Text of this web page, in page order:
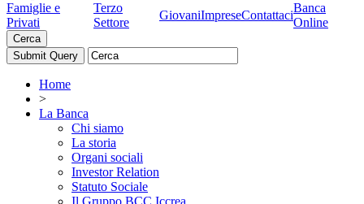
Famiglie e
Privati
Terzo
Settore
GiovaniImpreseContattaci
Banca
Online
Cerca
Home
>
La Banca
Chi siamo
La storia
Organi sociali
Investor Relation
Statuto Sociale
Il Gruppo BCC Iccrea